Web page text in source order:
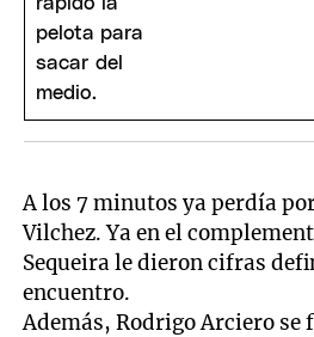
A los 7 minutos ya perdía
Vilchez. Ya en el
Sequeira le dieron cifras
encuentro.
Además, Rodrigo Arciero se